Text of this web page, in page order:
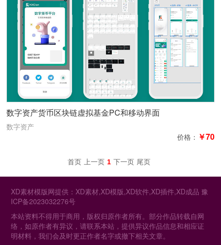
数字资产货币区块链虚拟基金PC和移动界面
数字资产
价格： ￥70
首页 上一页 1 下一页 尾页
XD素材模版网提供：XD素材,XD模版,XD软件,XD插件,XD成品 豫
ICP备2023032276号
本站资料不得用于商用，版权归原作者所有。部分作品转载自网
络，如原作者有异议，请联系本站，提供异议作品信息和相应证
明材料，我们会及时更正作者名字或撤下相关文章。